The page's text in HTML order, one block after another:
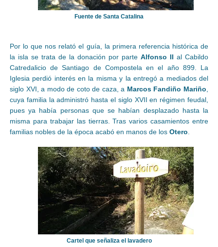
Fuente de Santa Catalina
Por lo que nos relató el guía, la primera referencia histórica de
la isla se trata de la donación por parte Alfonso II al Cabildo
Catredalicio de Santiago de Compostela en el año 899. La
Iglesia perdió interés en la misma y la entregó a mediados del
siglo XVI, a modo de coto de caza, a Marcos Fandiño Mariño
cuya familia la administró hasta el siglo XVII en régimen feudal,
pues ya había personas que se habían desplazado hasta la
misma para trabajar las tierras. Tras varios casamientos entre
familias nobles de la época acabó en manos de los Otero
Cartel que señaliza el lavadero